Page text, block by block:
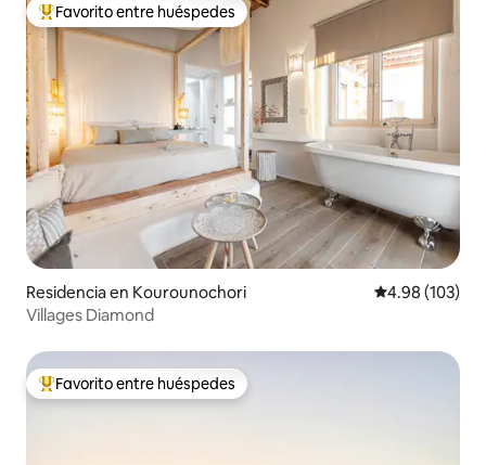
De los mejores en Favorito entre huéspedes
Favorito entre huéspedes
Residencia en Kourounochori Calificación
4.98 (103)
Villages Diamond
De los mejores en Favorito entre huéspedes
Favorito entre huéspedes